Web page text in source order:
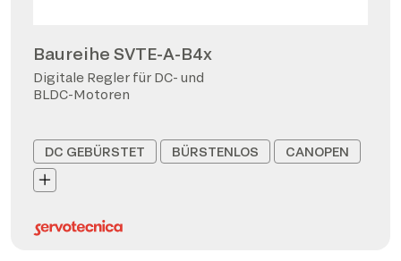
Baureihe SVTE-A-B4x
Digitale Regler für DC- und
BLDC-Motoren
DC GEBÜRSTET BÜRSTENLOS CANOPEN